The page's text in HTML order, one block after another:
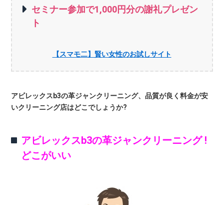
セミナー参加で1,000円分の謝礼プレゼン
ト
【スマモ二】賢い女性のお試しサイト
アビレックスb3の革ジャンクリーニング、品質が良く料金が安
いクリーニング店はどこでしょうか?
アビレックスb3の革ジャンクリーニング !
どこがいい